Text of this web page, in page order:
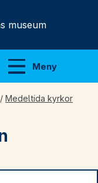
museum
Meny
Visa meny
/ Medeltida kyrkor